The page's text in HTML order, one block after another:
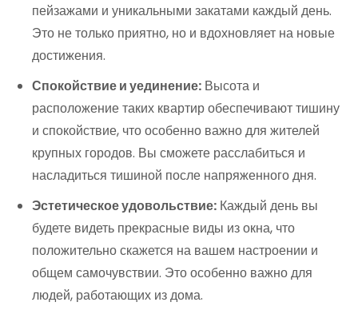
пейзажами и уникальными закатами каждый день.
Это не только приятно, но и вдохновляет на новые
достижения.
Спокойствие и уединение: Высота и
расположение таких квартир обеспечивают тишину
и спокойствие, что особенно важно для жителей
крупных городов. Вы сможете расслабиться и
насладиться тишиной после напряженного дня.
Эстетическое удовольствие: Каждый день вы
будете видеть прекрасные виды из окна, что
положительно скажется на вашем настроении и
общем самочувствии. Это особенно важно для
людей, работающих из дома.